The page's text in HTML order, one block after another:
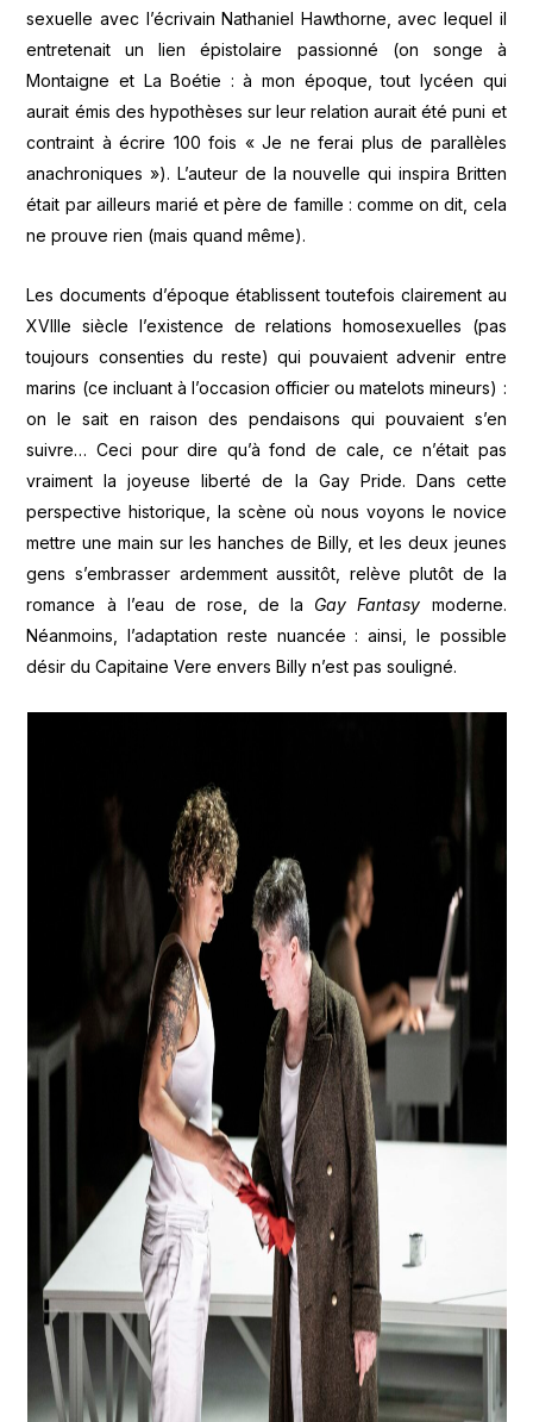
sexuelle avec l’écrivain Nathaniel Hawthorne, avec lequel il
entretenait un lien épistolaire passionné (on songe à
Montaigne et La Boétie : à mon époque, tout lycéen qui
aurait émis des hypothèses sur leur relation aurait été puni et
contraint à écrire 100 fois « Je ne ferai plus de parallèles
anachroniques »). L’auteur de la nouvelle qui inspira Britten
était par ailleurs marié et père de famille : comme on dit, cela
ne prouve rien (mais quand même).
Les documents d’époque établissent toutefois clairement au
XVIIIe siècle l’existence de relations homosexuelles (pas
toujours consenties du reste) qui pouvaient advenir entre
marins (ce incluant à l’occasion officier ou matelots mineurs) :
on le sait en raison des pendaisons qui pouvaient s’en
suivre… Ceci pour dire qu’à fond de cale, ce n’était pas
vraiment la joyeuse liberté de la Gay Pride. Dans cette
perspective historique, la scène où nous voyons le novice
mettre une main sur les hanches de Billy, et les deux jeunes
gens s’embrasser ardemment aussitôt, relève plutôt de la
romance à l’eau de rose, de la Gay Fantasy moderne.
Néanmoins, l’adaptation reste nuancée : ainsi, le possible
désir du Capitaine Vere envers Billy n’est pas souligné.